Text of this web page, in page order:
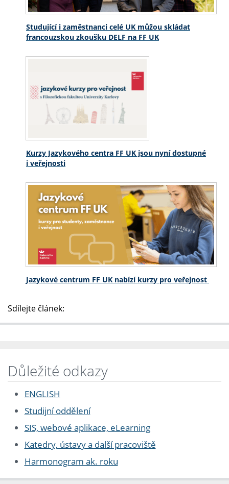
Studující i zaměstnanci celé UK můžou skládat
francouzskou zkoušku DELF na FF UK
Kurzy Jazykového centra FF UK jsou nyní dostupné
i veřejnosti
Jazykové centrum FF UK nabízí kurzy pro veřejnost
Sdílejte článek:
Důležité odkazy
ENGLISH
Studijní oddělení
SIS, webové aplikace, eLearning
Katedry, ústavy a další pracoviště
Harmonogram ak. roku